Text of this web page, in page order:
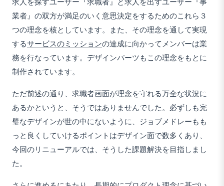
業者』の双方が満足のいく意思決定をするためのこれら３
つの理念を核としています。また、その理念を通して実現
するサービスのミッションの達成に向かってメンバーは業
務を行なっています。デザインパーツもこの理念をもとに
制作されています。
ただ前述の通り、求職者画面が理念を守れる万全な状況に
あるかというと、そうではありませんでした。必ずしも完
璧なデザインが世の中にないように、ジョブメドレーもも
っと良くしていけるポイントはデザイン面で数多くあり、
今回のリニューアルでは、そうした課題解決を目指しまし
た。